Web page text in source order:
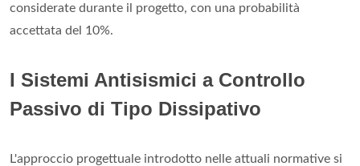
considerate durante il progetto, con una probabilità
accettata del 10%.
I Sistemi Antisismici a Controllo
Passivo di Tipo Dissipativo
L'approccio progettuale introdotto nelle attuali normative si